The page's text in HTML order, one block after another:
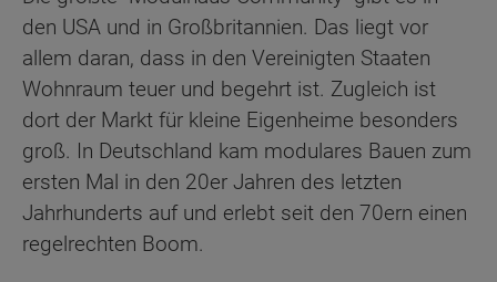
den USA und in Großbritannien. Das liegt vor
allem daran, dass in den Vereinigten Staaten
Wohnraum teuer und begehrt ist. Zugleich ist
dort der Markt für kleine Eigenheime besonders
groß. In Deutschland kam modulares Bauen zum
ersten Mal in den 20er Jahren des letzten
Jahrhunderts auf und erlebt seit den 70ern einen
regelrechten Boom.